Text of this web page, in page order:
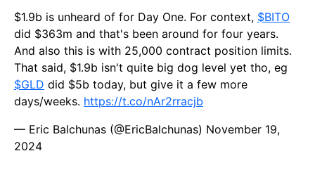
$1.9b is unheard of for Day One. For context, $BITO
did $363m and that's been around for four years.
And also this is with 25,000 contract position limits.
That said, $1.9b isn't quite big dog level yet tho, eg
$GLD did $5b today, but give it a few more
days/weeks. https://t.co/nAr2rracjb
— Eric Balchunas (@EricBalchunas) November 19,
2024